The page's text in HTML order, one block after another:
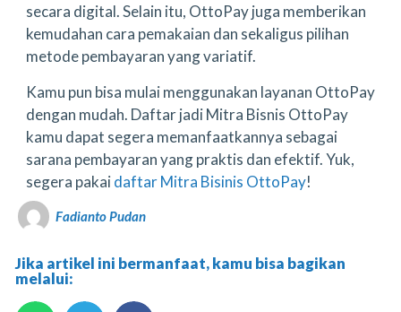
secara digital. Selain itu, OttoPay juga memberikan
kemudahan cara pemakaian dan sekaligus pilihan
metode pembayaran yang variatif.
Kamu pun bisa mulai menggunakan layanan OttoPay
dengan mudah. Daftar jadi Mitra Bisnis OttoPay
kamu dapat segera memanfaatkannya sebagai
sarana pembayaran yang praktis dan efektif. Yuk,
segera pakaidaftar Mitra Bisinis OttoPay!
Fadianto Pudan
Jika artikel ini bermanfaat, kamu bisa bagikan
melalui: